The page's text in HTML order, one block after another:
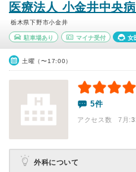
医療法人 小金井中央
栃木県下野市小金井
駐車場あり マイナ受付 女
土曜（〜17:00）
5件
アクセス数 7月:
外科について